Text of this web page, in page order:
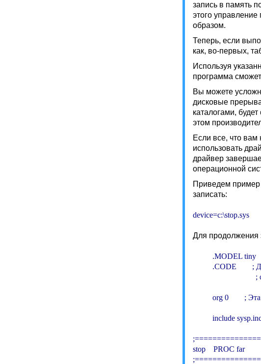
запись в память
этого управление
образом.
Теперь, если
как, во-первых,
Используя
программа
Вы можете
дисковые
каталогами,
этом
Если все, что вам
использовать
драйвер
операционной
Приведем пример
записать:
device=c:\stop.sys
Для продолжения
          .MODEL tiny
.CODE
org 0
include
stop    PROC far